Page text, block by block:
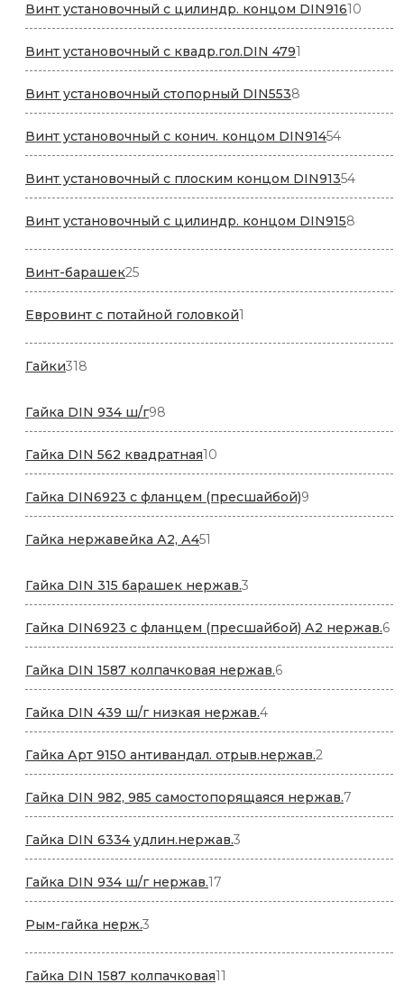
Винт установочный с цилиндр. концом DIN91610
Винт установочный с квадр.гол.DIN 4791
товар
Винт установочный стопорный DIN5538
товаров
Винт установочный с конич. концом DIN9145454
товара
Винт установочный с плоским концом DIN9135454
товара
Винт установочный с цилиндр. концом DIN9158
Винт-барашек2525
товаров
Евровинт с потайной головкой1
Гайки318
Гайка DIN 934 ш/г98
товаров
Гайка DIN 562 квадратная10
товаров
Гайка DIN6923 с фланцем (пресшайбой)9
товаров
Гайка нержавейка А2, А451
Гайка DIN 315 барашек нержав.3
товара
Гайка DIN6923 с фланцем (пресшайбой) А2 нержав.66
Гайка DIN 1587 колпачковая нержав.66
товаров
Гайка DIN 439 ш/г низкая нержав.44
товара
Гайка Арт 9150 антивандал. отрыв.нержав.2
товара
Гайка DIN 982, 985 самостопорящаяся нержав.7
товаров
Гайка DIN 6334 удлин.нержав.3
товара
Гайка DIN 934 ш/г нержав.17
товаров
Рым-гайка нерж.3
Гайка DIN 1587 колпачковая11